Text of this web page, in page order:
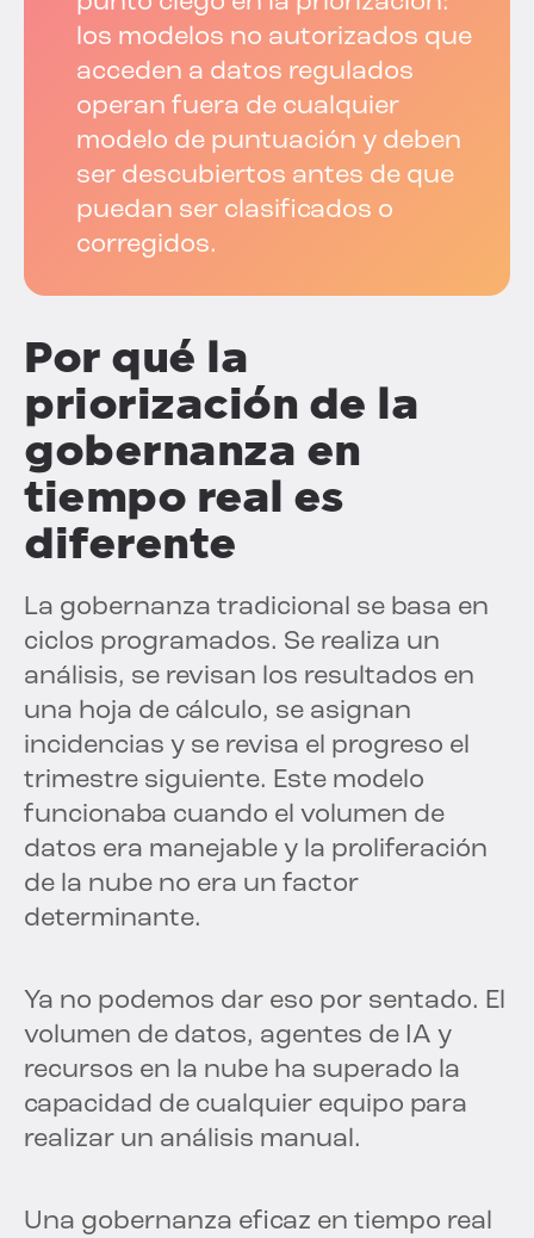
los modelos no autorizados que
acceden a datos regulados
operan fuera de cualquier
modelo de puntuación y deben
ser descubiertos antes de que
puedan ser clasificados o
corregidos.
Por qué la
priorización de la
gobernanza en
tiempo real es
diferente
La gobernanza tradicional se basa en
ciclos programados. Se realiza un
análisis, se revisan los resultados en
una hoja de cálculo, se asignan
incidencias y se revisa el progreso el
trimestre siguiente. Este modelo
funcionaba cuando el volumen de
datos era manejable y la proliferación
de la nube no era un factor
determinante.
Ya no podemos dar eso por sentado. El
volumen de datos, agentes de IA y
recursos en la nube ha superado la
capacidad de cualquier equipo para
realizar un análisis manual.
Una gobernanza eficaz en tiempo real